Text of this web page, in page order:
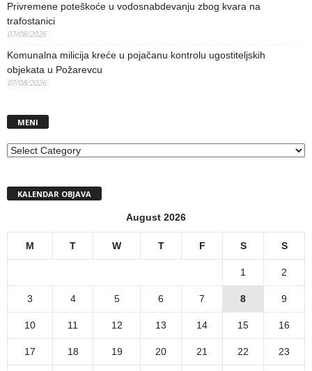
Privremene poteškoće u vodosnabdevanju zbog kvara na
trafostanici
07/08/2026
Komunalna milicija kreće u pojačanu kontrolu ugostiteljskih
objekata u Požarevcu
07/08/2026
MENI
MENI
KALENDAR OBJAVA
August 2026
M T W T F S S
1 2
3 4 5 6 7 8 9
10 11 12 13 14 15 16
17 18 19 20 21 22 23